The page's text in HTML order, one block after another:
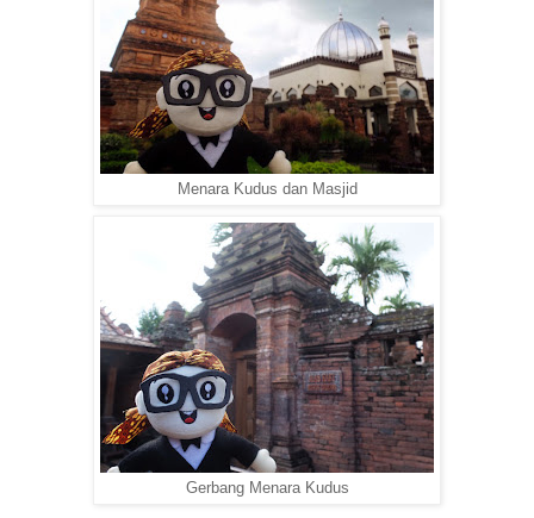
Menara Kudus dan Masjid
Gerbang Menara Kudus